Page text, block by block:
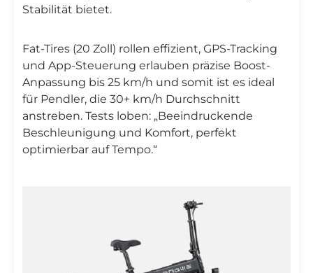
Stabilität bietet.
Fat-Tires (20 Zoll) rollen effizient, GPS-Tracking
und App-Steuerung erlauben präzise Boost-
Anpassung bis 25 km/h und somit ist es ideal
für Pendler, die 30+ km/h Durchschnitt
anstreben. Tests loben: „Beeindruckende
Beschleunigung und Komfort, perfekt
optimierbar auf Tempo.“